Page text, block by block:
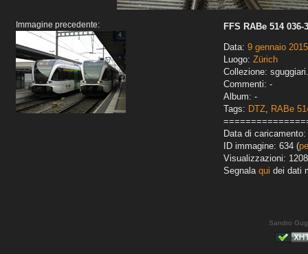
Immagine precedente:
FFS RABe 514 036-
Data: 9 gennaio 2015
Luogo: Zürich
Collezione:
Commenti: -
Album: -
Tags: DTZ, RABe
Data di caricamento:
ID immagine: 634 (
Visualizzazioni: 1208
Segnala qui dei dati
Sandro